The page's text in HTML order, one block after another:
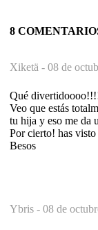
8
Xiketä - 08 de
Qué
Veo que estás
tu hija y eso me da
Por cierto! has
Besos
Ybris - 08 de